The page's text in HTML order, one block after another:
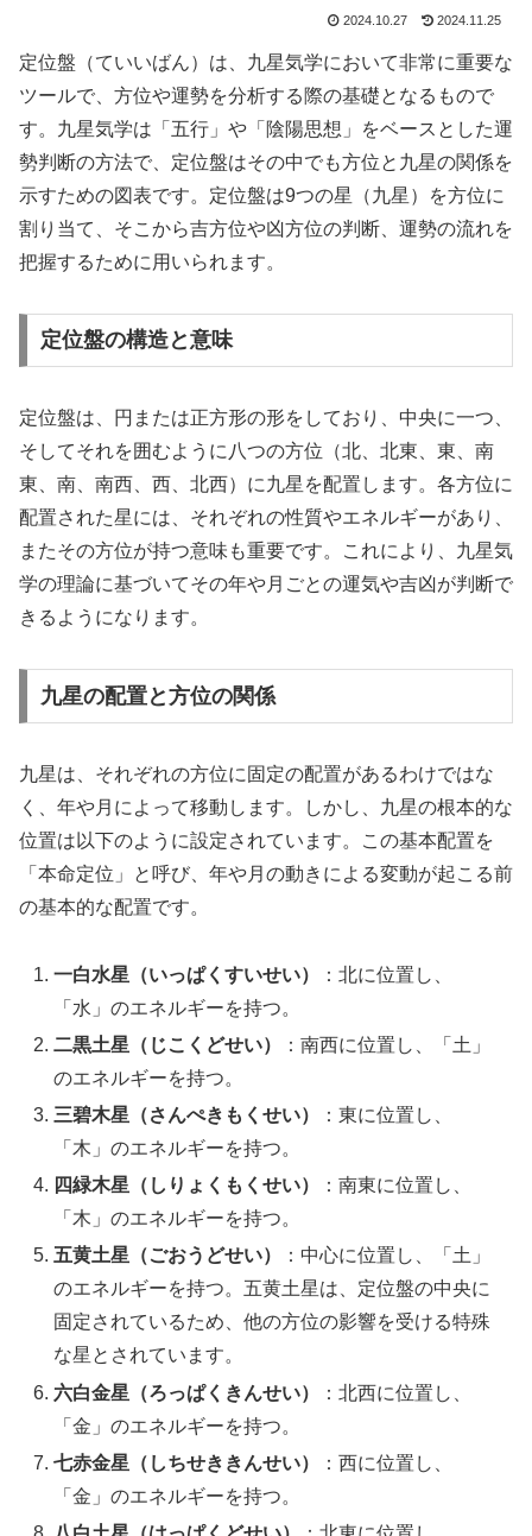
2024.10.27 2024.11.25
定位盤（ていいばん）は、九星気学において非常に重要な
ツールで、方位や運勢を分析する際の基礎となるもので
す。九星気学は「五行」や「陰陽思想」をベースとした運
勢判断の方法で、定位盤はその中でも方位と九星の関係を
示すための図表です。定位盤は9つの星（九星）を方位に
割り当て、そこから吉方位や凶方位の判断、運勢の流れを
把握するために用いられます。
定位盤の構造と意味
定位盤は、円または正方形の形をしており、中央に一つ、
そしてそれを囲むように八つの方位（北、北東、東、南
東、南、南西、西、北西）に九星を配置します。各方位に
配置された星には、それぞれの性質やエネルギーがあり、
またその方位が持つ意味も重要です。これにより、九星気
学の理論に基づいてその年や月ごとの運気や吉凶が判断で
きるようになります。
九星の配置と方位の関係
九星は、それぞれの方位に固定の配置があるわけではな
く、年や月によって移動します。しかし、九星の根本的な
位置は以下のように設定されています。この基本配置を
「本命定位」と呼び、年や月の動きによる変動が起こる前
の基本的な配置です。
一白水星（いっぱくすいせい）
：北に位置し、
「水」のエネルギーを持つ。
二黒土星（じこくどせい）
：南西に位置し、「土」
のエネルギーを持つ。
三碧木星（さんぺきもくせい）
：東に位置し、
「木」のエネルギーを持つ。
四緑木星（しりょくもくせい）
：南東に位置し、
「木」のエネルギーを持つ。
五黄土星（ごおうどせい）
：中心に位置し、「土」
のエネルギーを持つ。五黄土星は、定位盤の中央に
固定されているため、他の方位の影響を受ける特殊
な星とされています。
六白金星（ろっぱくきんせい）
：北西に位置し、
「金」のエネルギーを持つ。
七赤金星（しちせききんせい）
：西に位置し、
「金」のエネルギーを持つ。